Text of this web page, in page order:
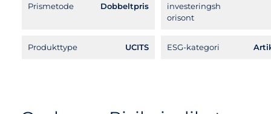
Prismetode Dobbeltpris
investeringsh
orisont
Produkttype UCITS ESG-kategori